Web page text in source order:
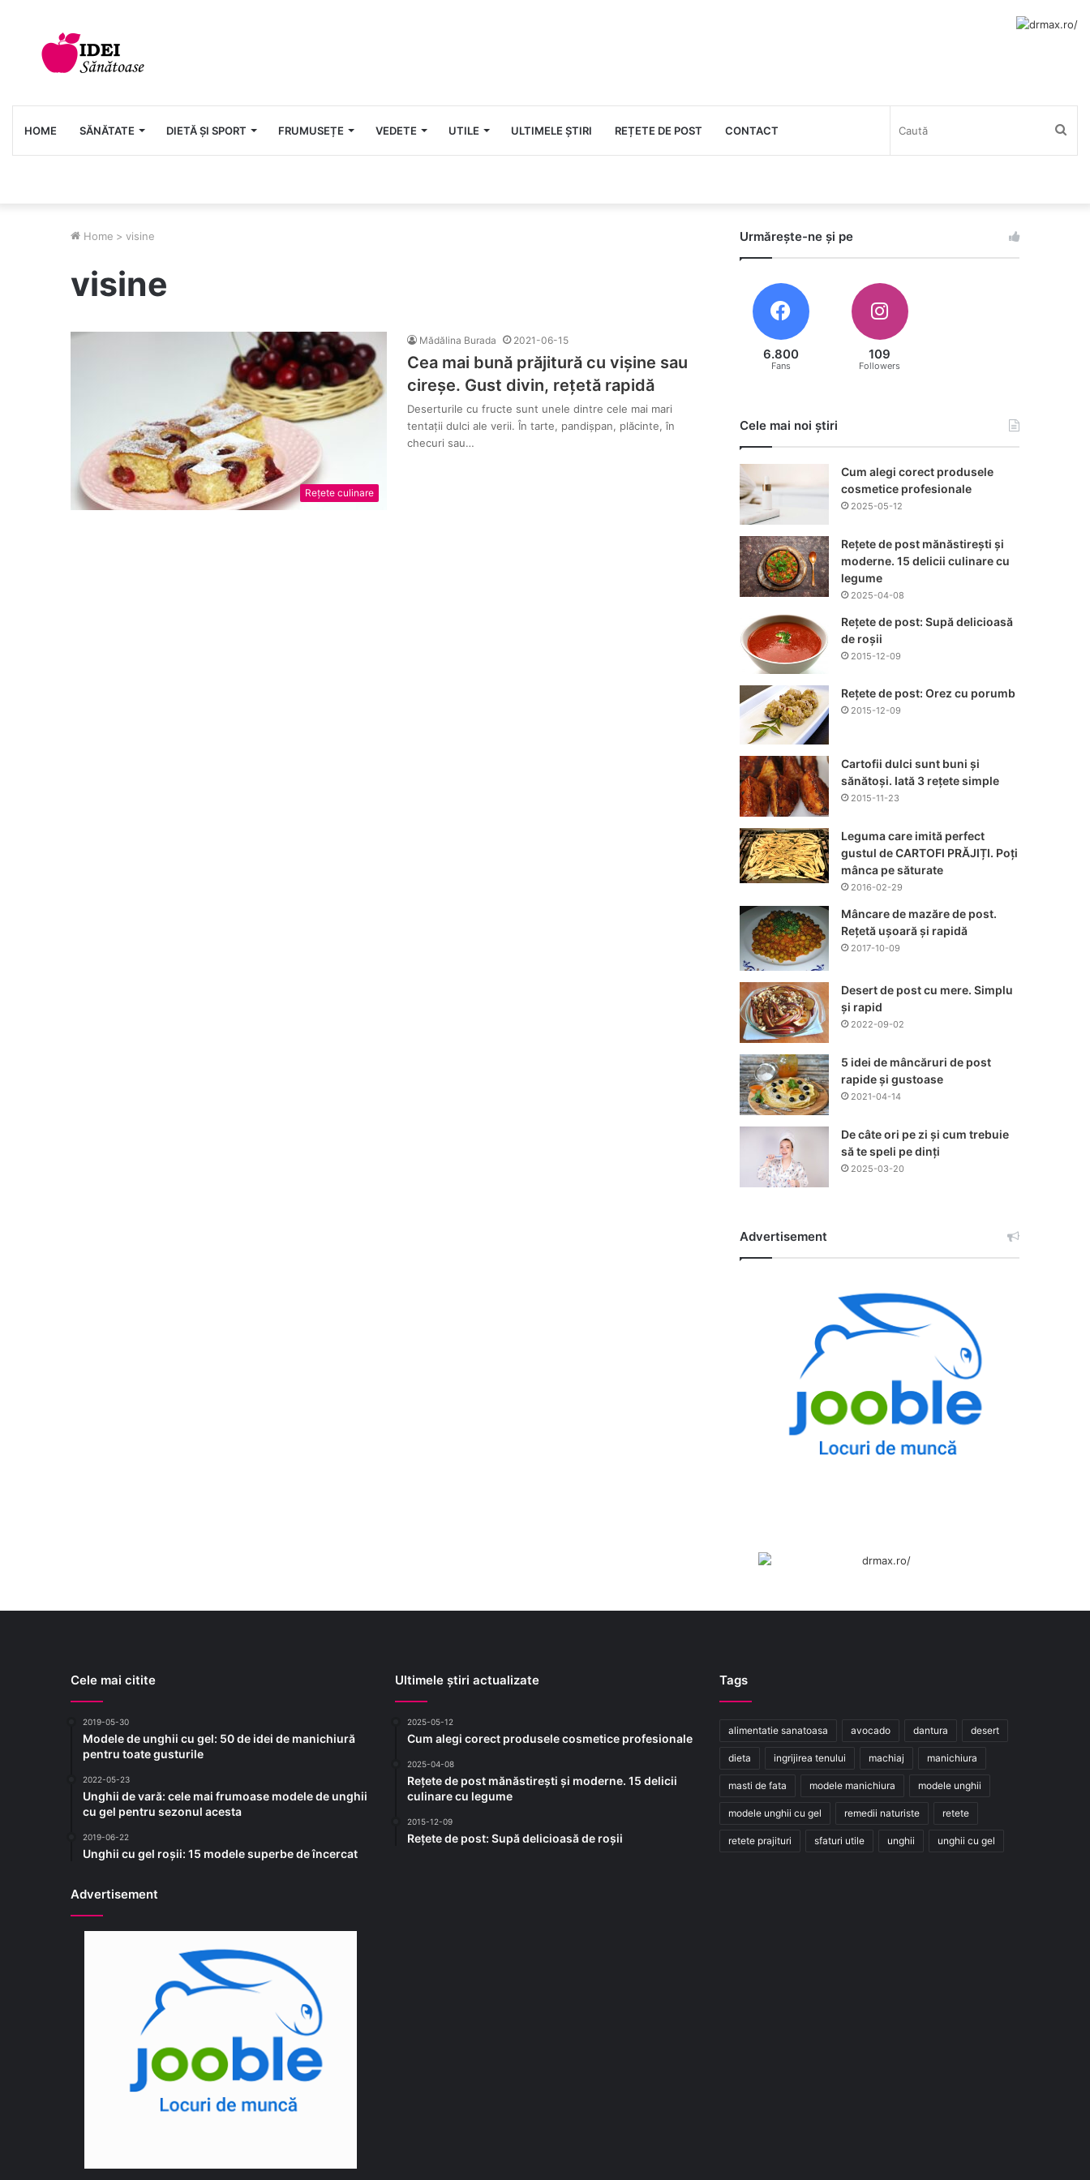
HOME SĂNĂTATE DIETĂ ȘI SPORT FRUMUSEȚE VEDETE UTILE ULTIMELE ȘTIRI REȚETE DE POST CONTACT
Home > visine
visine
Rețete culinare
Mădălina Burada 2021-06-15
Cea mai bună prăjitură cu vișine sau
cireșe. Gust divin, rețetă rapidă
Deserturile cu fructe sunt unele dintre cele mai mari
tentații dulci ale verii. În tarte, pandișpan, plăcinte, în
checuri sau…
Urmărește-ne și pe
6.800
Fans
109
Followers
Cele mai noi știri
Cum alegi corect produsele
cosmetice profesionale
2025-05-12
Rețete de post mănăstirești și
moderne. 15 delicii culinare cu
legume
2025-04-08
Rețete de post: Supă delicioasă
de roșii
2015-12-09
Rețete de post: Orez cu porumb
2015-12-09
Cartofii dulci sunt buni și
sănătoși. Iată 3 rețete simple
2015-11-23
Leguma care imită perfect
gustul de CARTOFI PRĂJIȚI. Poți
mânca pe săturate
2016-02-29
Mâncare de mazăre de post.
Rețetă ușoară și rapidă
2017-10-09
Desert de post cu mere. Simplu
și rapid
2022-09-02
5 idei de mâncăruri de post
rapide și gustoase
2021-04-14
De câte ori pe zi și cum trebuie
să te speli pe dinți
2025-03-20
Advertisement
Cele mai citite
2019-05-30
Modele de unghii cu gel: 50 de idei de manichiură
pentru toate gusturile
2022-05-23
Unghii de vară: cele mai frumoase modele de unghii
cu gel pentru sezonul acesta
2019-06-22
Unghii cu gel roșii: 15 modele superbe de încercat
Advertisement
Ultimele știri actualizate
2025-05-12
Cum alegi corect produsele cosmetice profesionale
2025-04-08
Rețete de post mănăstirești și moderne. 15 delicii
culinare cu legume
2015-12-09
Rețete de post: Supă delicioasă de roșii
Tags
alimentatie sanatoasa avocado dantura desert
dieta ingrijirea tenului machiaj manichiura
masti de fata modele manichiura modele unghii
modele unghii cu gel remedii naturiste retete
retete prajituri sfaturi utile unghii unghii cu gel